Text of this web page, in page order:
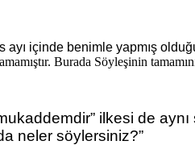
ayı içinde benimle yapmış
Burada Söyleşinin
ilkesi de
neler söylersiniz?”